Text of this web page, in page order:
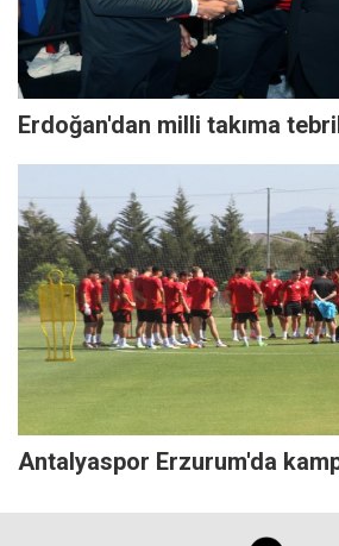
Erdoğan'dan milli takıma
Antalyaspor Erzurum'da